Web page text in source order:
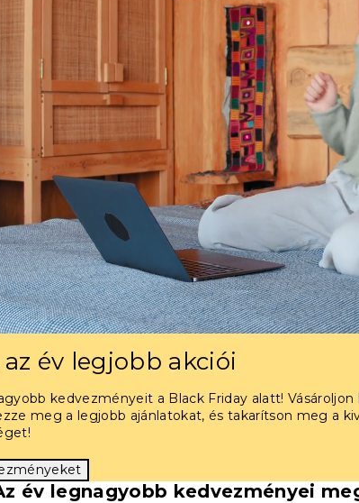
év legjobb akciói
kedvezményeit a Black Friday alatt!
meg a legjobb ajánlatokat, és takarítson meg a
év legnagyobb kedvezményei